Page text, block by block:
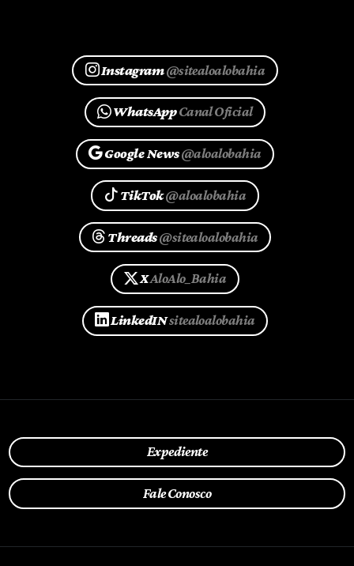
Instagram@sitealoalobahia
WhatsAppCanal Oficial
Google News@aloalobahia
TikTok@aloalobahia
Threads@sitealoalobahia
XAloAlo_Bahia
LinkedINsitealoalobahia
Expediente
Fale Conosco